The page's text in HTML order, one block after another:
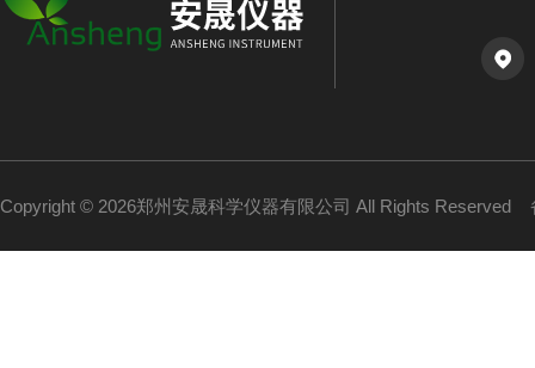
Copyright © 2026郑州安晟科学仪器有限公司 All Rights Reserved